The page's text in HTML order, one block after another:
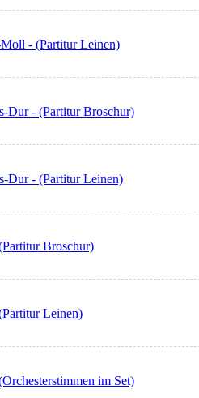
- (Partitur Leinen)
Dur - (Partitur Broschur)
Dur - (Partitur Leinen)
Broschur)
Leinen)
im Set)